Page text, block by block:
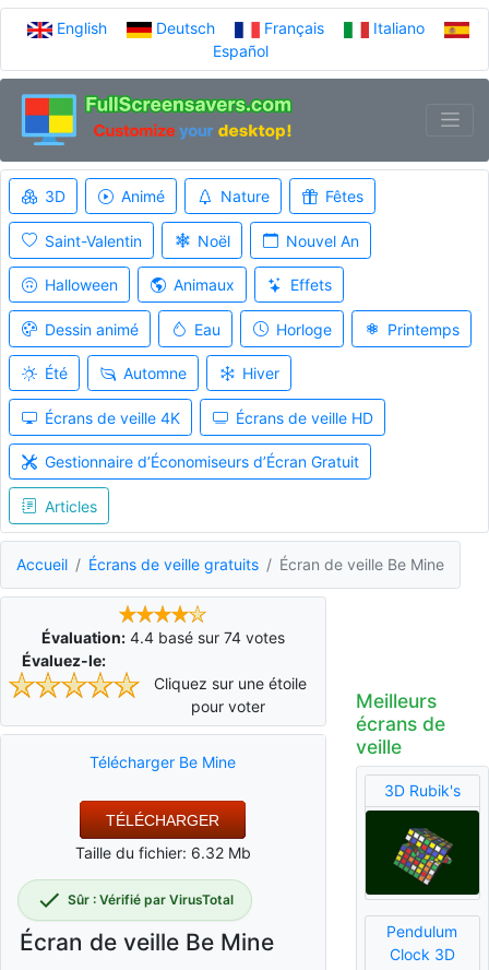
English Deutsch Français
Italiano
Español
3D Animé Nature Fêtes
Saint-Valentin Noël Nouvel An
Halloween Animaux Effets
Dessin animé Eau Horloge Printemps
Été Automne Hiver
Écrans de veille 4K Écrans de veille HD
Gestionnaire d’Économiseurs d’Écran Gratuit
Articles
Accueil Écrans de veille gratuits Écran de veille Be Mine
Évaluation: 4.4basé sur 74votes
Évaluez-le:
Cliquez sur une étoile
pour voter
Télécharger Be Mine
TÉLÉCHARGER
Taille du fichier: 6.32 Mb
Sûr : Vérifié par VirusTotal
Écran de veille Be Mine
Meilleurs
écrans de
veille
3D Rubik's
Pendulum
Clock 3D